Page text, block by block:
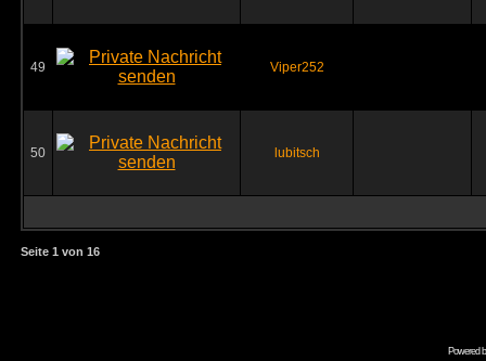
49 Viper252
50 lubitsch
Seite 1 von 16
Powered